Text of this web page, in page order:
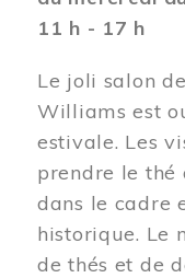
11 h - 17 h
Le joli salon
Williams est
estivale. Les
prendre le thé
dans le cadre
historique. Le
de thés et de